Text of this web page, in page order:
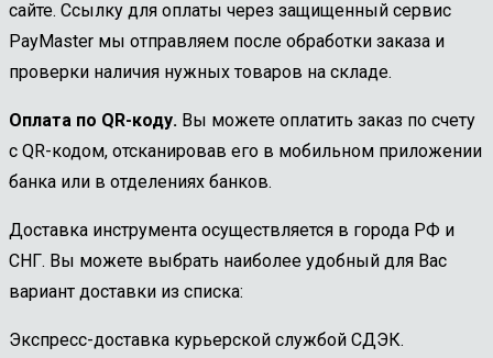
сайте. Ссылку для оплаты через защищенный сервис
PayMaster мы отправляем после обработки заказа и
проверки наличия нужных товаров на складе.
Оплата по QR-коду. Вы можете оплатить заказ по счету
с QR-кодом, отсканировав его в мобильном приложении
банка или в отделениях банков.
Доставка инструмента осуществляется в города РФ и
СНГ. Вы можете выбрать наиболее удобный для Вас
вариант доставки из списка:
Экспресс-доставка курьерской службой СДЭК.